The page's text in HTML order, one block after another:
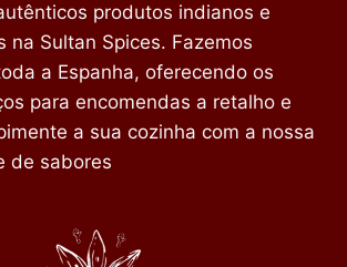
produtos indianos e
na Sultan Spices. Fazemos
a Espanha, oferecendo os
para encomendas a retalho e
a sua cozinha com a nossa
de sabores